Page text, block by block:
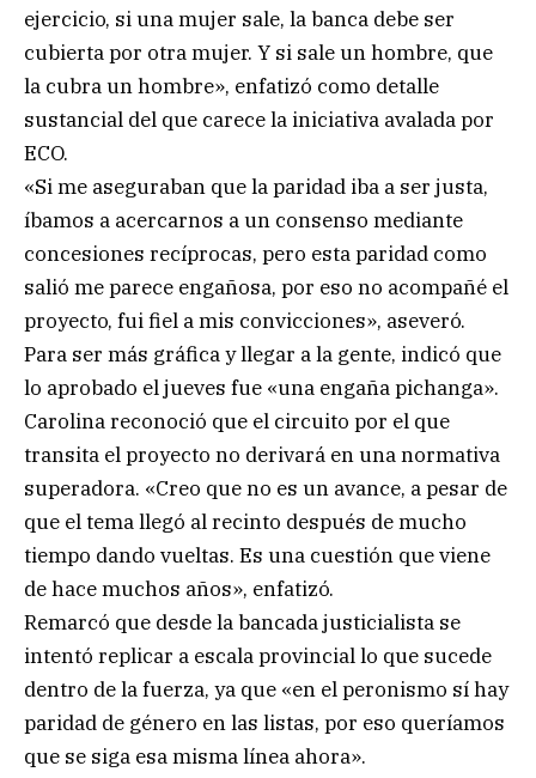
ejercicio, si una mujer sale, la banca debe ser
cubierta por otra mujer. Y si sale un hombre, que
la cubra un hombre», enfatizó como detalle
sustancial del que carece la iniciativa avalada por
ECO.
«Si me aseguraban que la paridad iba a ser justa,
íbamos a acercarnos a un consenso mediante
concesiones recíprocas, pero esta paridad como
salió me parece engañosa, por eso no acompañé el
proyecto, fui fiel a mis convicciones», aseveró.
Para ser más gráfica y llegar a la gente, indicó que
lo aprobado el jueves fue «una engaña pichanga».
Carolina reconoció que el circuito por el que
transita el proyecto no derivará en una normativa
superadora. «Creo que no es un avance, a pesar de
que el tema llegó al recinto después de mucho
tiempo dando vueltas. Es una cuestión que viene
de hace muchos años», enfatizó.
Remarcó que desde la bancada justicialista se
intentó replicar a escala provincial lo que sucede
dentro de la fuerza, ya que «en el peronismo sí hay
paridad de género en las listas, por eso queríamos
que se siga esa misma línea ahora».